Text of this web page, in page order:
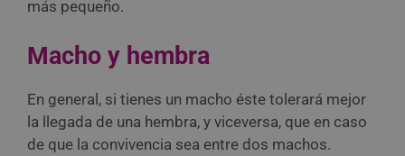
más pequeño.
Macho y hembra
En general, si tienes un macho éste tolerará mejor
la llegada de una hembra, y viceversa, que en caso
de que la convivencia sea entre dos machos.